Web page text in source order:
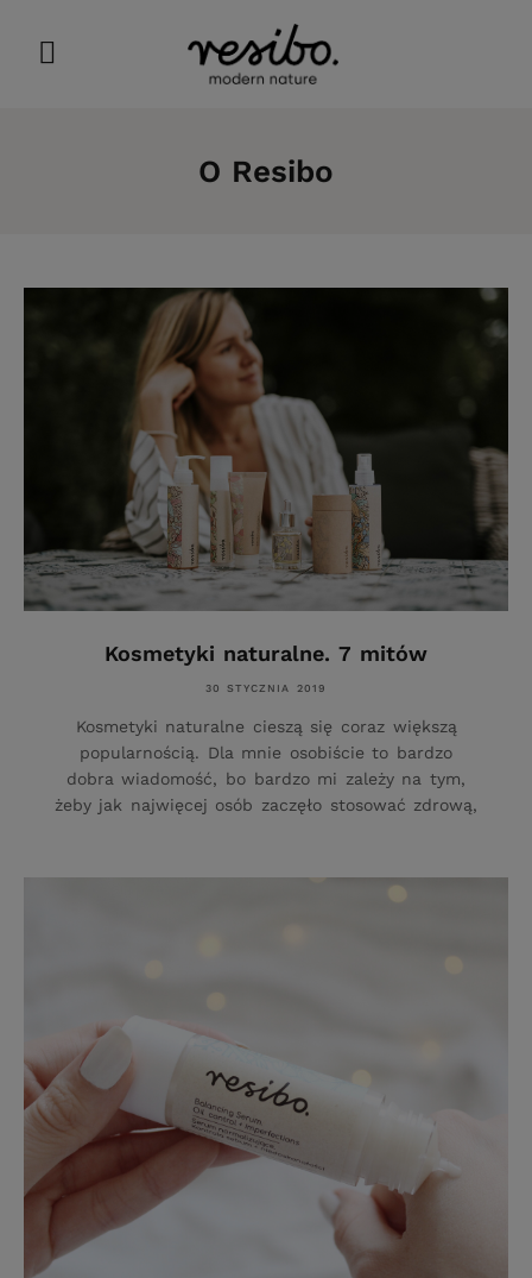
O Resibo
Kosmetyki naturalne. 7 mitów
30 STYCZNIA 2019
Kosmetyki naturalne cieszą się coraz większą
popularnością. Dla mnie osobiście to bardzo
dobra wiadomość, bo bardzo mi zależy na tym,
żeby jak najwięcej osób zaczęło stosować zdrową,